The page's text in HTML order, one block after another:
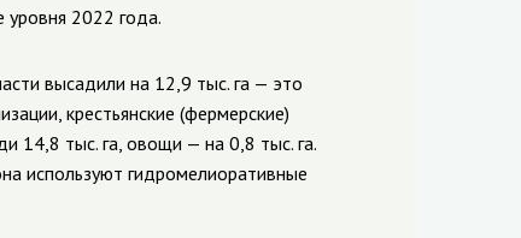
уровня 2022 года.
высадили на 12,9 тыс. га — это
крестьянские (фермерские)
14,8 тыс. га, овощи — на 0,8 тыс. га.
используют гидромелиоративные